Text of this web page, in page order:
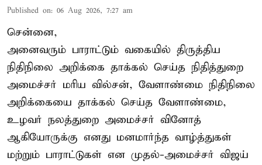
Published on: 06 Aug 2026, 7:27 am
சென்னை,
அனைவரும் பாராட்டும் வகையில் திருத்திய
நிதிநிலை அறிக்கை தாக்கல் செய்த நிதித்துறை
அமைச்சர் மரிய வில்சன், வேளாண்மை நிதிநிலை
அறிக்கையை தாக்கல் செய்த வேளாண்மை,
உழவர் நலத்துறை அமைச்சர் வினோத்
ஆகியோருக்கு எனது மனமார்ந்த வாழ்த்துகள்
மற்றும் பாராட்டுகள் என முதல்-அமைச்சர் விஜய்